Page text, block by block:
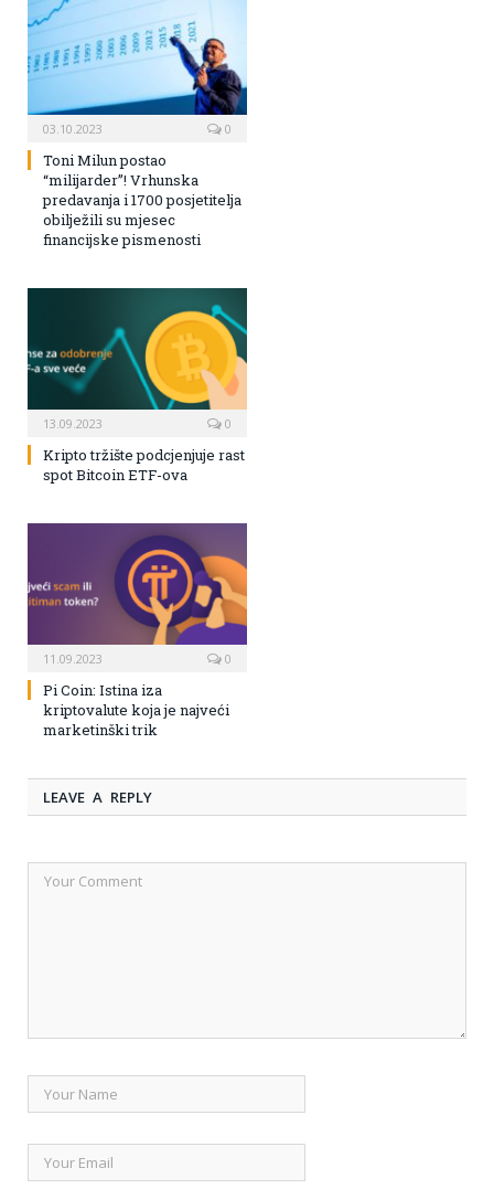
03.10.2023 0
Toni Milun postao
“milijarder”! Vrhunska
predavanja i 1700 posjetitelja
obilježili su mjesec
financijske pismenosti
13.09.2023 0
Kripto tržište podcjenjuje rast
spot Bitcoin ETF-ova
11.09.2023 0
Pi Coin: Istina iza
kriptovalute koja je najveći
marketinški trik
LEAVE A REPLY